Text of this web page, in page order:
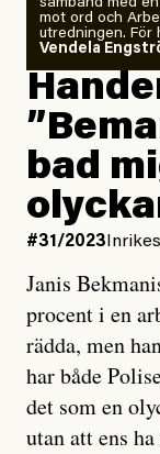
samband med
mot ord och
utredningen. För
Vendela
bad
#31/2023 Inrikes
Janis
procent i en
rädda, men
har både
det som en
utan att ens